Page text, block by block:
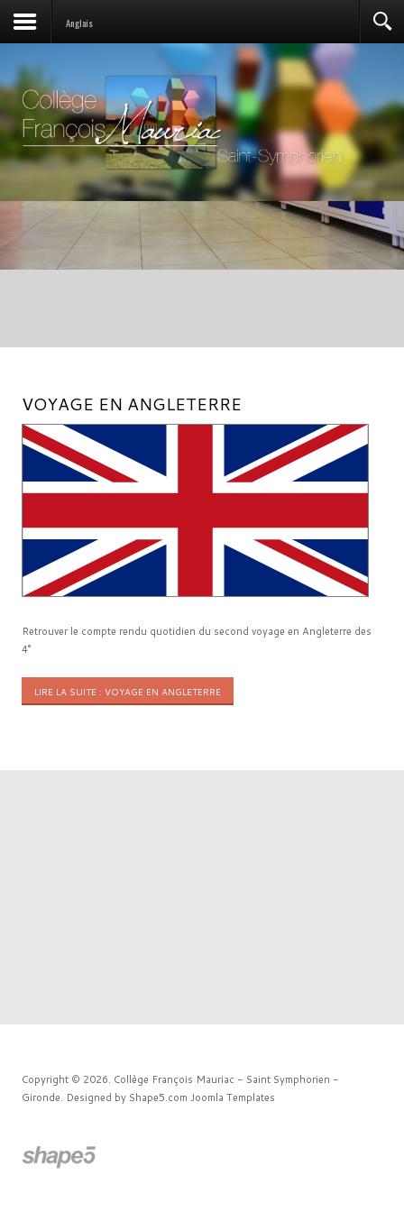
Anglais
VOYAGE EN ANGLETERRE
Retrouver le compte rendu quotidien du second voyage en Angleterre des
4°
LIRE LA SUITE : VOYAGE EN ANGLETERRE
Copyright © 2026. Collège François Mauriac - Saint Symphorien -
Gironde. Designed by Shape5.com Joomla Templates